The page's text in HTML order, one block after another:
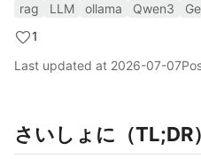
rag LLM ollama Qwen3
1
Last updated at 2026-07-07
さいしょに（TL;DR）